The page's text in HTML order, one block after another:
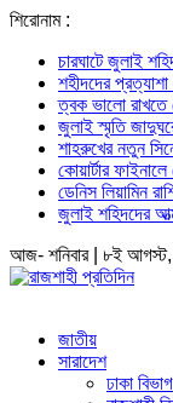
শিরোনাম :
চারঘাটে জুলাই
শহীদদের
ত্বক ভালো
জুলাই স্মৃতি
শাহরুখের নতুন
কোয়ার্টার
ডেনিস লিয়ামিন
জুলাই শহিদদের
আজ- শনিবার | ৮ই আগস্ট,
জাতীয়
সারাদেশ
ঢাকা বিভাগ